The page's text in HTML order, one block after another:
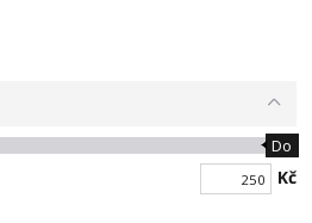
Do
Kč